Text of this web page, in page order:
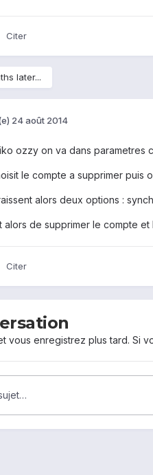
Citer
later...
24 août 2014
ozzy on va dans parametres
le compte a supprimer puis
alors deux options :
alors de supprimer le compte et
Citer
vous enregistrez plus tard. Si